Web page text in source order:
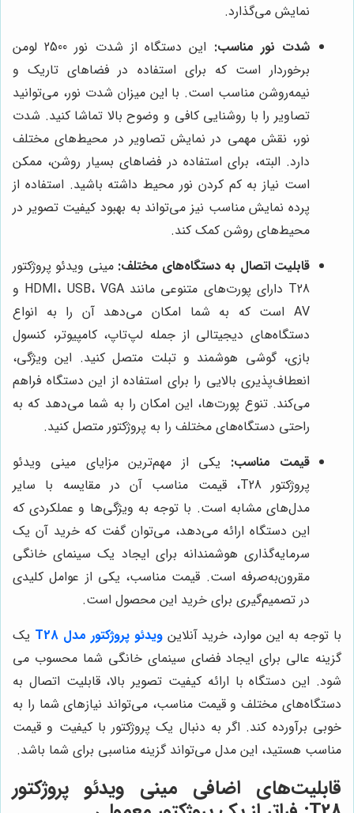
نمایش می‌گذارد.
شدت نور مناسب:
این دستگاه از شدت نور 2500 لومن
برخوردار است که برای استفاده در فضاهای تاریک و
نیمه‌روشن مناسب است. با این میزان شدت نور، می‌توانید
تصاویر را با روشنایی کافی و وضوح بالا تماشا کنید. شدت
نور، نقش مهمی در نمایش تصاویر در محیط‌های مختلف
دارد. البته، برای استفاده در فضاهای بسیار روشن، ممکن
است نیاز به کم کردن نور محیط داشته باشید. استفاده از
پرده نمایش مناسب نیز می‌تواند به بهبود کیفیت تصویر در
محیط‌های روشن کمک کند.
قابلیت اتصال به دستگاه‌های مختلف: مینی ویدئو پروژکتور
T28 دارای پورت‌های متنوعی مانند HDMI، USB، VGA و
AV است که به شما امکان می‌دهد آن را به انواع
دستگاه‌های دیجیتالی از جمله لپ‌تاپ، کامپیوتر، کنسول
بازی، گوشی هوشمند و تبلت متصل کنید. این ویژگی،
انعطاف‌پذیری بالایی را برای استفاده از این دستگاه فراهم
می‌کند. تنوع پورت‌ها، این امکان را به شما می‌دهد که به
راحتی دستگاه‌های مختلف را به پروژکتور متصل کنید.
قیمت مناسب: یکی از مهم‌ترین مزایای مینی ویدئو
پروژکتور T28، قیمت مناسب آن در مقایسه با سایر
مدل‌های مشابه است. با توجه به ویژگی‌ها و عملکردی که
این دستگاه ارائه می‌دهد، می‌توان گفت که خرید آن یک
سرمایه‌گذاری هوشمندانه برای ایجاد یک سینمای خانگی
مقرون‌به‌صرفه است. قیمت مناسب، یکی از عوامل کلیدی
در تصمیم‌گیری برای خرید این محصول است.
با توجه به این موارد، خرید آنلاینویدئو پروژکتور مدل T28
یک
گزینه عالی برای ایجاد فضای سینمای خانگی شما محسوب می
شود. این دستگاه با ارائه کیفیت تصویر بالا، قابلیت اتصال به
دستگاه‌های مختلف و قیمت مناسب، می‌تواند نیازهای شما را به
خوبی برآورده کند. اگر به دنبال یک پروژکتور با کیفیت و قیمت
مناسب هستید، این مدل می‌تواند گزینه مناسبی برای شما باشد.
قابلیت‌های اضافی مینی ویدئو پروژکتور